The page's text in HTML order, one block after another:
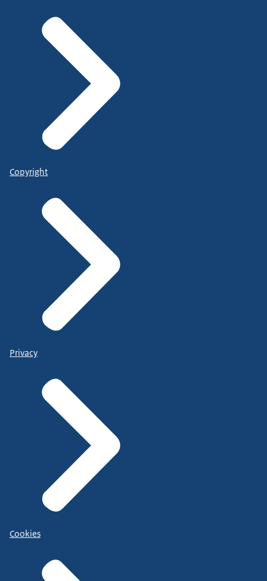
Copyright
Privacy
Cookies